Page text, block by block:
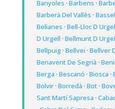
Banyoles · Barbens ·
Barberà Del Vallès ·
Belianes · Bell-Lloc D
D Urgell · Bellmunt D
Bellpuig· Bellvei · Bellver
Benavent De Segrià ·
Berga · Bescanó · Biosca ·
Bolvir· Borredà · Bot·
Sant Martí Sapresa ·